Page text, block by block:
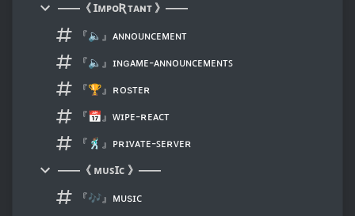
——《 ꞮᴍᴘᴏƦᴛᴀɴᴛ 》——
『🔈』ᴀɴɴᴏᴜɴᴄᴇᴍᴇɴᴛ
『🔈』ɪɴɢᴀᴍᴇ-ᴀɴɴᴏᴜɴᴄᴇᴍᴇɴᴛꜱ
『🏆』ʀᴏsᴛᴇʀ
『📅』ᴡɪᴘᴇ-ʀᴇᴀᴄᴛ
『🕺🏽』ᴘʀɪᴠᴀᴛᴇ-ꜱᴇʀᴠᴇʀ
——《 ᴍᴜꜱꞮᴄ 》——
『🎶』ᴍᴜsɪᴄ